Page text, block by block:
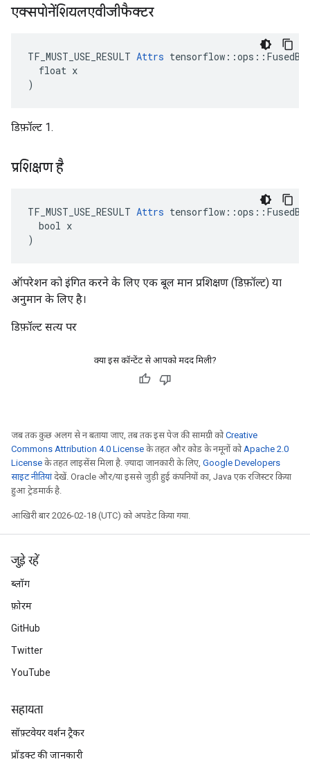
एक्सपोनेंशियलएवीजीफैक्टर
TF_MUST_USE_RESULT Attrs
  float x
)
डिफ़ॉल्ट 1.
प्रशिक्षण है
TF_MUST_USE_RESULT Attrs
  bool x
)
ऑपरेशन को इंगित करने के लिए एक बूल मान प्रशिक्षण (डिफ़ॉल्ट) या
अनुमान के लिए है।
डिफ़ॉल्ट सत्य पर
क्या इस कॉन्टेंट से आपको मदद मिली?
जब तक कुछ अलग से न बताया जाए, तब तक इस पेज की सामग्री कोCreative
Commons Attribution 4.0 License के तहत और कोड के नमूनों कोApache 2.0
License के तहत लाइसेंस मिला है. ज़्यादा जानकारी के लिए, Google Developers
साइट नीतियांदेखें. Oracle और/या इससे जुड़ी हुई कंपनियों का, Java एक रजिस्टर किया
हुआ ट्रेडमार्क है.
आखिरी बार 2026-02-18 (UTC) को अपडेट किया गया.
जुड़े रहें
ब्लॉग
फ़ोरम
GitHub
Twitter
YouTube
सहायता
सॉफ़्टवेयर वर्शन ट्रैकर
प्रॉडक्ट की जानकारी